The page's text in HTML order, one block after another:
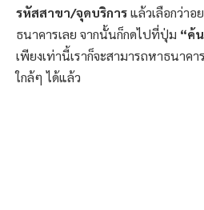
รหัสสาขา/จุดบริการแล้วเลือกว่า
ธนาคารเลย จากนั้นก็กดไปที่ปุ่ม “ค้
เพียงเท่านี้เราก็จะสามารถหาธนาค
ใกล้ๆ ได้แล้ว